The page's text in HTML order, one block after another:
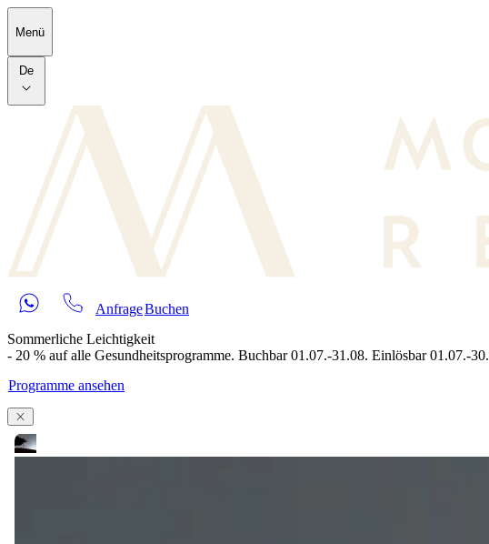
Skip to main content
Menü
De
AnfrageBuchen
Sommerliche Leichtigkeit
- 20 % auf alle Gesundheitsprogramme. Buchbar 01.07.-31.08. Einlösbar 01.07.-
Programme ansehen